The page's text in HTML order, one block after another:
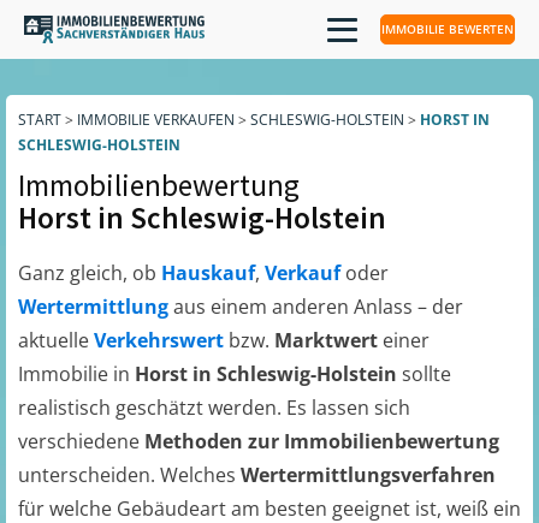
IMMOBILIE BEWERTEN
START> IMMOBILIE VERKAUFEN > SCHLESWIG-HOLSTEIN > HORST IN
SCHLESWIG-HOLSTEIN
Immobilienbewertung
Horst in Schleswig-Holstein
Ganz gleich, ob Hauskauf, Verkaufoder
Wertermittlungaus einem anderen Anlass – der
aktuelleVerkehrswert bzw. Marktwert einer
Immobilie in Horst in Schleswig-Holstein sollte
realistisch geschätzt werden. Es lassen sich
verschiedene Methoden zur Immobilienbewertung
unterscheiden. Welches Wertermittlungsverfahren
für welche Gebäudeart am besten geeignet ist, weiß ein